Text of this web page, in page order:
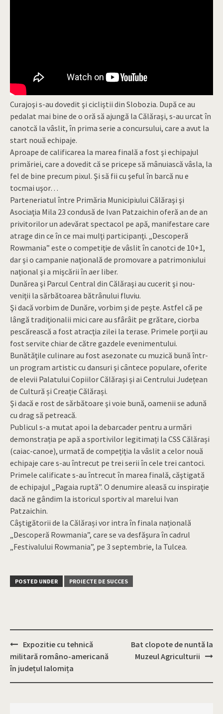
Curajoşi s-au dovedit şi cicliştii din Slobozia. După ce au
pedalat mai bine de o oră să ajungă la Călăraşi, s-au urcat în
canotcă la vâslit, în prima serie a concursului, care a avut la
start nouă echipaje.
Aproape de calificarea la marea finală a fost şi echipajul
primăriei, care a dovedit că se pricepe să mânuiască vâsla, la
fel de bine precum pixul. Şi să fii cu şeful în barcă nu e
tocmai uşor…
Parteneriatul între Primăria Municipiului Călăraşi şi
Asociaţia Mila 23 condusă de Ivan Patzaichin oferă an de an
privitorilor un adevărat spectacol pe apă, manifestare care
atrage din ce în ce mai mulţi participanţi. „Descoperă
Rowmania” este o competiţie de vâslit în canotci de 10+1,
dar şi o campanie naţională de promovare a patrimoniului
naţional şi a mişcării în aer liber.
Dunărea şi Parcul Central din Călăraşi au cucerit şi nou-
veniţii la sărbătoarea bătrânului fluviu.
Şi dacă vorbim de Dunăre, vorbim şi de peşte. Astfel că pe
lângă tradiţionalii mici care au sfârâit pe grătare, ciorba
pescărească a fost atracţia zilei la terase. Primele porţii au
fost servite chiar de către gazdele evenimentului.
Bunătăţile culinare au fost asezonate cu muzică bună într-
un program artistic cu dansuri şi cântece populare, oferite
de elevii Palatului Copiilor Călărași și ai Centrului Județean
de Cultură și Creație Călărași.
Şi dacă e rost de sărbătoare şi voie bună, oamenii se adună
cu drag să petreacă.
Publicul s-a mutat apoi la debarcader pentru a urmări
demonstrația pe apă a sportivilor legitimați la CSS Călărași
(caiac-canoe), urmată de compeţiţia la vâslit a celor nouă
echipaje care s-au întrecut pe trei serii în cele trei cantoci.
Primele calificate s-au întrecut în marea finală, căştigată
de echipajul „Pagaia ruptă”. O denumire aleasă cu inspiraţie
dacă ne gândim la istoricul sportiv al marelui Ivan
Patzaichin.
Câştigătorii de la Călărași vor intra în finala națională
„Descoperă Rowmania”, care se va desfăşura în cadrul
„Festivalului Rowmania”, pe 3 septembrie, la Tulcea.
POSTED UNDER PROIECTE DE SUCCES
Post
navigation
Expozitie cu tehnică
militară româno-americană
în județul Ialomița
Bat clopote de nuntă la
Muzeul Agriculturii